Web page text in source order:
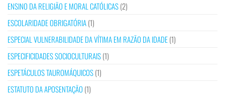
ENSINO DA RELIGIÃO E MORAL CATÓLICAS(2)
ESCOLARIDADE OBRIGATÓRIA(1)
ESPECIAL VULNERABILIDADE DA VÍTIMA EM RAZÃO DA IDADE(1)
ESPECIFICIDADES SOCIOCULTURAIS(1)
ESPETÁCULOS TAUROMÁQUICOS(1)
ESTATUTO DA APOSENTAÇÃO (1)